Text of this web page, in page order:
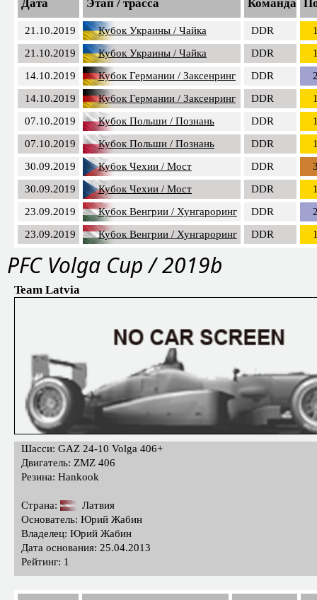
Дата Этап / трасса Команда
21.10.2019 Кубок Украины / Чайка DDR
21.10.2019
Кубок Украины / Чайка DDR
14.10.2019
Кубок Германии / Заксенринг DDR
14.10.2019
Кубок Германии / Заксенринг DDR
07.10.2019
Кубок Польши / Познань DDR
07.10.2019
Кубок Польши / Познань DDR
30.09.2019
Кубок Чехии / Мост DDR
30.09.2019
Кубок Чехии / Мост DDR
23.09.2019
Кубок Венгрии / Хунгароринг DDR
23.09.2019
Кубок Венгрии / Хунгароринг DDR
PFС Volga Cup / 2019b
Team Latvia
Шасси: GAZ 24-10 Volga 406+
Двигатель: ZMZ 406
Резина: Hankook
Страна:
Латвия
Основатель: Юрий Жабин
Владелец: Юрий Жабин
Дата основания: 25.04.2013
Рейтинг: 1